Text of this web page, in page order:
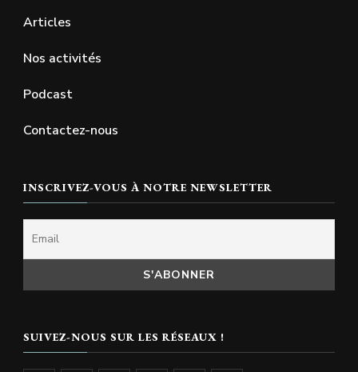
Articles
Nos activités
Podcast
Contactez-nous
INSCRIVEZ-VOUS À NOTRE NEWSLETTER
SUIVEZ-NOUS SUR LES RÉSEAUX !